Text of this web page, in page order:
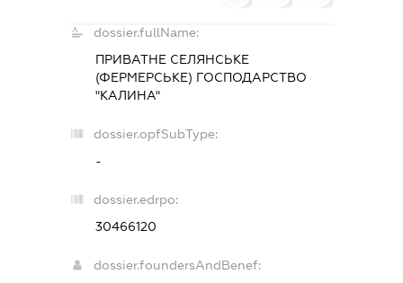
dossier.fullName:
ПРИВАТНЕ СЕЛЯНСЬКЕ
(ФЕРМЕРСЬКЕ) ГОСПОДАРСТВО
"КАЛИНА"
dossier.opfSubType:
-
dossier.edrpo:
30466120
dossier.foundersAndBenef: